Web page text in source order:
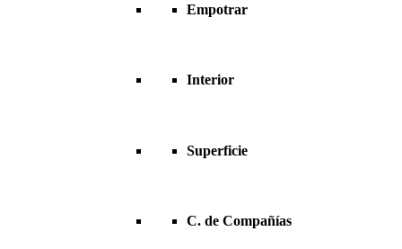
Empotrar
Interior
Superficie
C. de Compañías